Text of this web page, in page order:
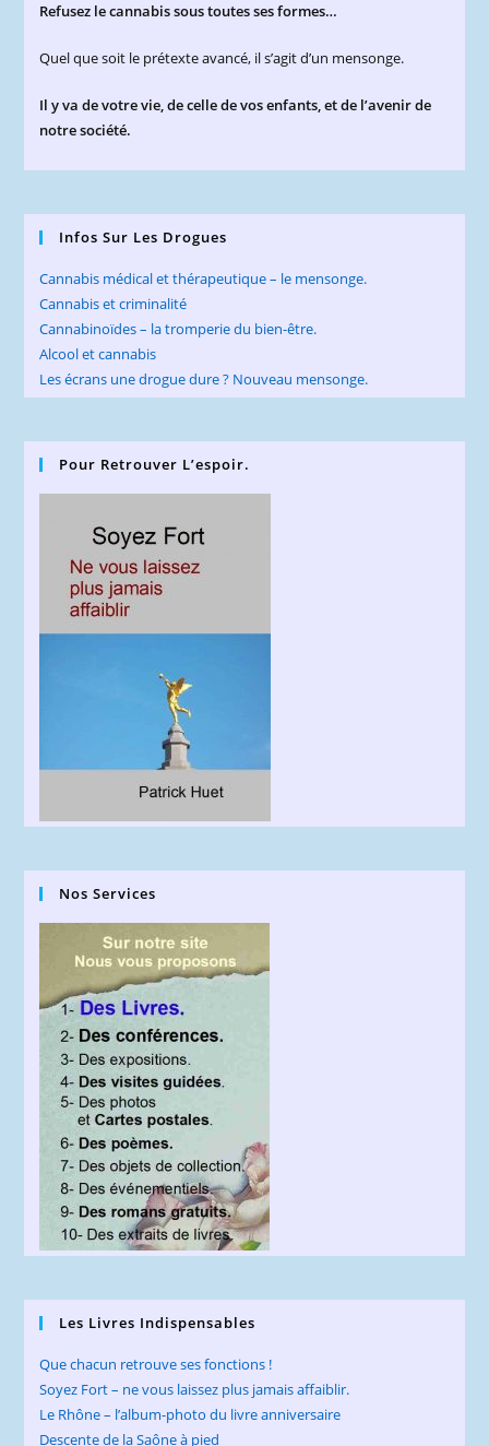
Refusez le cannabis sous toutes ses formes…
Quel que soit le prétexte avancé, il s’agit d’un mensonge.
Il y va de votre vie, de celle de vos enfants, et de l’avenir de
notre société.
Infos Sur Les Drogues
Cannabis médical et thérapeutique – le mensonge.
Cannabis et criminalité
Cannabinoïdes – la tromperie du bien-être.
Alcool et cannabis
Les écrans une drogue dure ? Nouveau mensonge.
Pour Retrouver L’espoir.
Nos Services
Les Livres Indispensables
Que chacun retrouve ses fonctions !
Soyez Fort – ne vous laissez plus jamais affaiblir.
Le Rhône – l’album-photo du livre anniversaire
Descente de la Saône à pied